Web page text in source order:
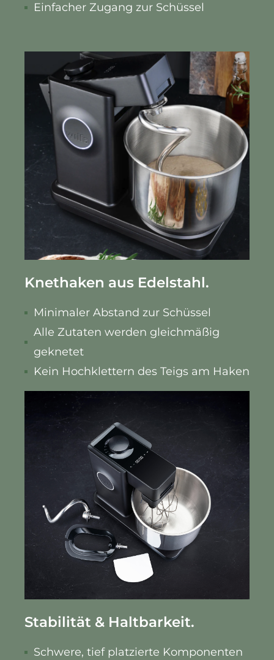
Einfacher Zugang zur Schüssel
Knethaken aus Edelstahl.
Minimaler Abstand zur Schüssel
Alle Zutaten werden gleichmäßig
geknetet
Kein Hochklettern des Teigs am Haken
Stabilität & Haltbarkeit.
Schwere, tief platzierte Komponenten